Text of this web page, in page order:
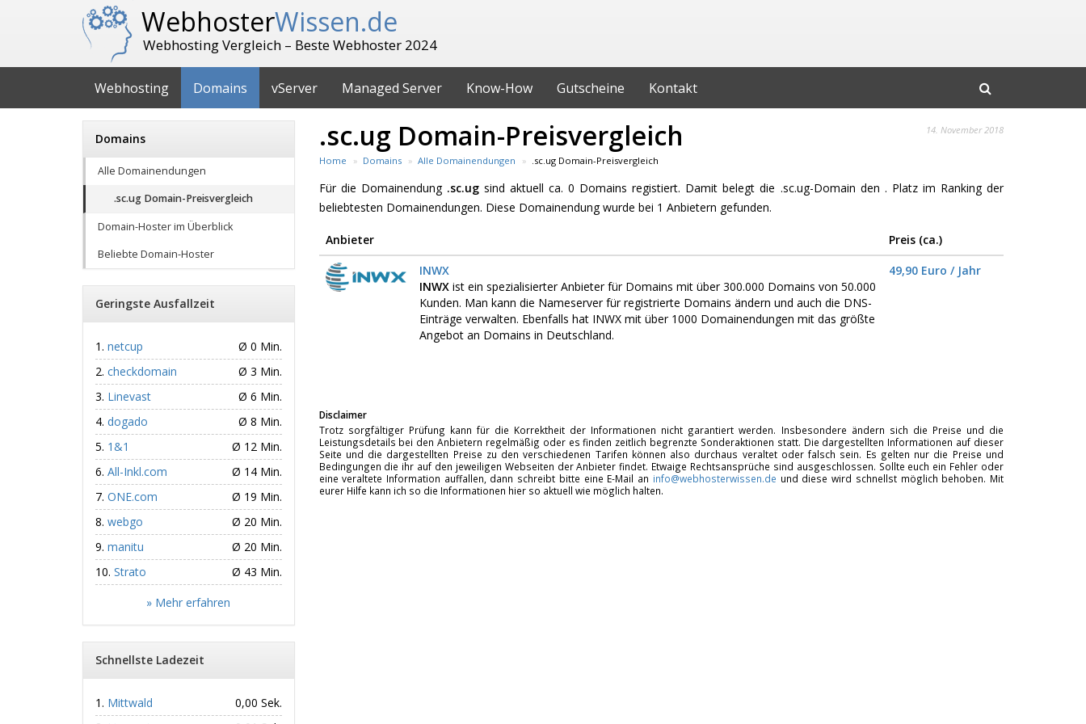
WebhosterWissen.de
Webhosting Vergleich – Beste Webhoster 2024
Webhosting Domains vServer Managed Server Know-How Gutscheine Kontakt
14. November 2018
.sc.ug Domain-Preisvergleich
Home Domains Alle Domainendungen .sc.ug Domain-Preisvergleich
Für die Domainendung .sc.ugsind aktuell ca. 0 Domains registiert. Damit belegt die .sc.ug-Domain den . Platz im Ranking der
beliebtesten Domainendungen. Diese Domainendung wurde bei 1 Anbietern gefunden.
Anbieter
Preis (ca.)
INWX
INWXist ein spezialisierter Anbieter für Domains mit über 300.000 Domains von 50.000
Kunden. Man kann die Nameserver für registrierte Domains ändern und auch die DNS-
Einträge verwalten. Ebenfalls hat INWX mit über 1000 Domainendungen mit das größte
Angebot an Domains in Deutschland.
49,90 Euro / Jahr
Disclaimer
Trotz sorgfältiger Prüfung kann für die Korrektheit der Informationen nicht garantiert werden. Insbesondere ändern sich die Preise und die
Leistungsdetails bei den Anbietern regelmäßig oder es finden zeitlich begrenzte Sonderaktionen statt. Die dargestellten Informationen auf dieser
Seite und die dargestellten Preise zu den verschiedenen Tarifen können also durchaus veraltet oder falsch sein. Es gelten nur die Preise und
Bedingungen die ihr auf den jeweiligen Webseiten der Anbieter findet. Etwaige Rechtsansprüche sind ausgeschlossen. Sollte euch ein Fehler oder
eine veraltete Information auffallen, dann schreibt bitte eine E-Mail an info@webhosterwissen.de und diese wird schnellst möglich behoben. Mit
eurer Hilfe kann ich so die Informationen hier so aktuell wie möglich halten.
Domains
Alle Domainendungen
.sc.ug Domain-Preisvergleich
Domain-Hoster im Überblick
Beliebte Domain-Hoster
Geringste Ausfallzeit
netcup
Ø 0 Min.
checkdomain
Ø 3 Min.
Linevast
Ø 6 Min.
dogado
Ø 8 Min.
1&1
Ø 12 Min.
All-Inkl.com
Ø 14 Min.
ONE.com
Ø 19 Min.
webgo
Ø 20 Min.
manitu
Ø 20 Min.
Strato
Ø 43 Min.
» Mehr erfahren
Schnellste Ladezeit
Mittwald
0,00 Sek.